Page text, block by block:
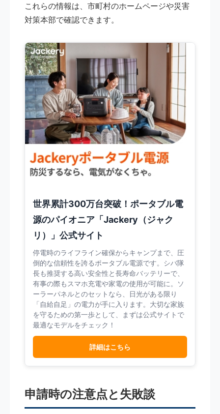
これらの情報は、市町村のホームページや災害
対策本部で確認できます。
世界累計300万台突破！ポータブル電
源のパイオニア「Jackery（ジャク
リ）」公式サイト
停電時のライフライン確保からキャンプまで、圧
倒的な信頼性を誇るポータブル電源です。シバ隊
長も推奨する高い安全性と長寿命バッテリーで、
有事の際もスマホ充電や家電の使用が可能に。ソ
ーラーパネルとのセットなら、日光がある限り
「自給自足」の電力が手に入ります。大切な家族
を守るための第一歩として、まずは公式サイトで
最適なモデルをチェック！
詳細はこちら
申請時の注意点と失敗談